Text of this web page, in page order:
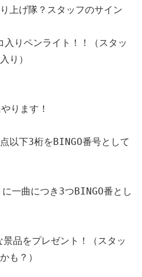
上げ隊？スタッフのサイン
りペンライト！！（スタッ
り）
ります！
以下3桁をBINGO番号として
曲につき3つBINGO番とし
景品をプレゼント！（スタッ
も？）